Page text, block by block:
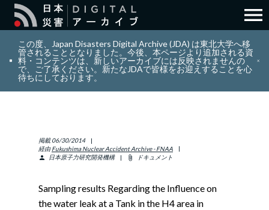
search 検索
layers コレクション
info_outline リソース
menu
この度、Japan Disasters Digital Archive (JDA) は東北大学へ移
管されることとなりました。今後、本ページより追加される資
料・コンテンツは、新しいアーカイブには反映されませんの
で、ご了承ください。新たなJDAで皆様をお迎えすることを心
待ちにしております。
掲載 06/30/2014
経由 Fukushima Nuclear Accident Archive - FNAA
person
日本原子力研究開発機構 attach_file ドキュメント
Sampling results Regarding the Influence on
the water leak at a Tank in the H4 area in